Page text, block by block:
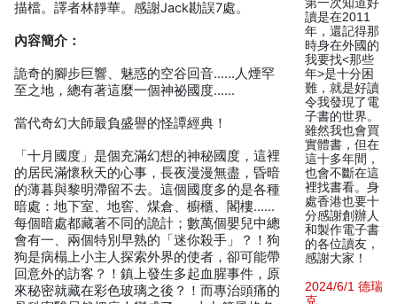
描檔。譯者林靜華。感謝Jack勘誤7處。
內容簡介：
詭奇的腳步巨響、魅惑的空谷回音……人煙罕
至之地，總有著這麼一個神祕國度……
當代奇幻大師最負盛譽的怪譚經典！
「十月國度」是個充滿幻想的神秘國度，這裡
的居民滿懷秋天的心事，長夜漫漫無盡，昏暗
的薄暮與黎明滯留不去。這個國度多的是各種
暗處：地下室、地窖、煤倉、櫥櫃、閣樓……
每個暗處都藏著不同的詭計；數萬個嬰兒中總
會有一、兩個特別早熟的「迷你殺手」？！狗
狗是病榻上小主人探索外界的使者，卻可能帶
回意外的訪客？！鎮上發生多起血腥事件，原
來秘密就藏在彩色玻璃之後？！而專治頭痛的
讀是在2011
年，還記得那
時身在外國的
我要找<那些
年>是十分困
難，就是好讀
令我發現了電
子書的世界。
雖然我也會買
實體書，但在
這十多年間，
也會不斷在這
裡找書看。身
處香港也要十
分感謝創辦人
和製作電子書
的各位讀友，
感謝大家！
2024/6/1 德瑞
克